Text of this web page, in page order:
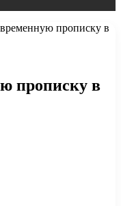
прописку в
прописку в